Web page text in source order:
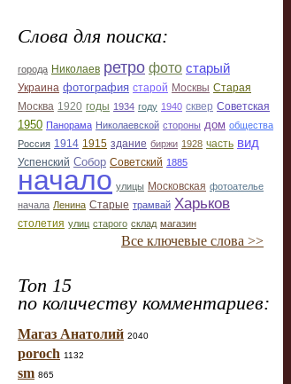
Слова для поиска:
города Николаев ретро фото старый
Украина фотография старой Москвы Старая
Москва 1920 годы 1934 году 1940 сквер Советская
1950 Панорама Николаевской стороны дом общества
Россия 1914 1915 здание биржи 1928 часть вид
Успенский Собор Советский 1885
начало улицы Московская фотоателье
начала Ленина Старые трамвай Харьков
столетия улиц старого склад магазин
Все ключевые слова >>
Топ 15
по количеству комментариев:
Магаз Анатолий 2040
poroch 1132
sm 865